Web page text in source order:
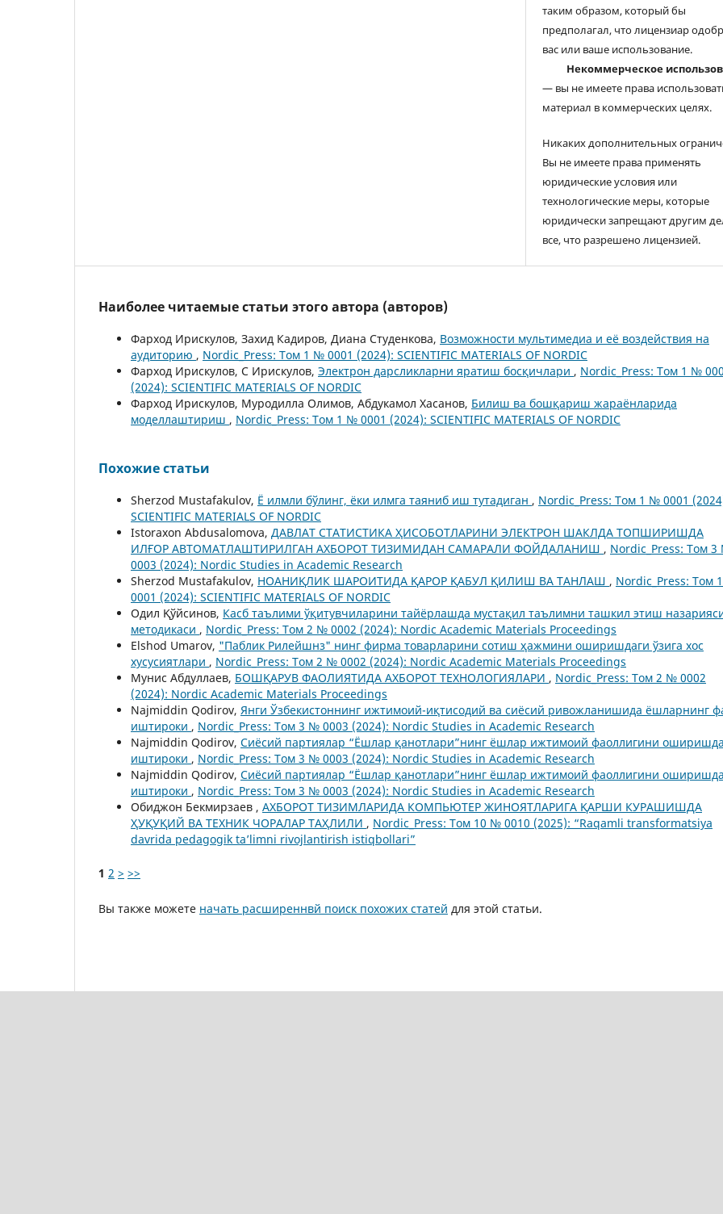
таким образом, который бы
предполагал, что лицензиар
вас или ваше использование.
Некоммерческое
— вы не имеете права
материал в коммерческих целях.
Никаких дополнительных
Вы не имеете права применять
юридические условия или
технологические меры, которые
юридически запрещают другим
все, что разрешено лицензией.
Наиболее читаемые статьи этого автора (авторов)
Фарход Ирискулов, Захид Кадиров, Диана Студенкова, Возможности мультимедиа и её воздействия на
аудиторию , Nordic_Press: Том 1 № 0001 (2024): SCIENTIFIC MATERIALS OF NORDIC
Фарход Ирискулов, С Ирискулов, Электрон дарсликларни яратиш босқичлари , Nordic_Press: Том 1 №
(2024): SCIENTIFIC MATERIALS OF NORDIC
Фарход Ирискулов, Муродилла Олимов, Абдукамол Хасанов, Билиш ва бошқариш жараёнларида
моделлаштириш , Nordic_Press: Том 1 № 0001 (2024): SCIENTIFIC MATERIALS OF NORDIC
Похожие статьи
Sherzod Mustafakulov, Ё илмли бўлинг, ёки илмга таяниб иш тутадиган , Nordic_Press: Том 1 № 0001
SCIENTIFIC MATERIALS OF NORDIC
Istoraxon Abdusalomova, ДАВЛАТ СТАТИСТИКА ҲИСОБОТЛАРИНИ ЭЛЕКТРОН ШАКЛДА ТОПШИРИШДА
ИЛҒОР АВТОМАТЛАШТИРИЛГАН АХБОРОТ ТИЗИМИДАН САМАРАЛИ ФОЙДАЛАНИШ , Nordic_Press: Том
0003 (2024): Nordic Studies in Academic Research
Sherzod Mustafakulov, НОАНИҚЛИК ШАРОИТИДА ҚАРОР ҚАБУЛ ҚИЛИШ ВА ТАНЛАШ , Nordic_Press: Том
0001 (2024): SCIENTIFIC MATERIALS OF NORDIC
Одил Қўйсинов, Касб таълими ўқитувчиларини тайёрлашда мустақил таълимни ташкил этиш
методикаси , Nordic_Press: Том 2 № 0002 (2024): Nordic Academic Materials Proceedings
Elshod Umarov, "Паблик Рилейшнз" нинг фирма товарларини сотиш ҳажмини оширишдаги ўзига хос
хусусиятлари , Nordic_Press: Том 2 № 0002 (2024): Nordic Academic Materials Proceedings
Мунис Абдуллаев, БОШҚАРУВ ФАОЛИЯТИДА АХБОРОТ ТЕХНОЛОГИЯЛАРИ , Nordic_Press: Том 2 № 0002
(2024): Nordic Academic Materials Proceedings
Najmiddin Qodirov, Янги Ўзбекистоннинг ижтимоий-иқтисодий ва сиёсий ривожланишида ёшларнинг
иштироки , Nordic_Press: Том 3 № 0003 (2024): Nordic Studies in Academic Research
Najmiddin Qodirov, Сиёсий партиялар “Ёшлар қанотлари”нинг ёшлар ижтимоий фаоллигини
иштироки , Nordic_Press: Том 3 № 0003 (2024): Nordic Studies in Academic Research
Najmiddin Qodirov, Сиёсий партиялар “Ёшлар қанотлари”нинг ёшлар ижтимоий фаоллигини
иштироки , Nordic_Press: Том 3 № 0003 (2024): Nordic Studies in Academic Research
Обиджон Бекмирзаев , АХБОРОТ ТИЗИМЛАРИДА КОМПЬЮТЕР ЖИНОЯТЛАРИГА ҚАРШИ КУРАШИШДА
ҲУҚУҚИЙ ВА ТЕХНИК ЧОРАЛАР ТАҲЛИЛИ , Nordic_Press: Том 10 № 0010 (2025): “Raqamli transformatsiya
davrida pedagogik ta’limni rivojlantirish istiqbollari”
1 2 > >>
Вы также можете начать расширеннвй поиск похожих статей для этой статьи.